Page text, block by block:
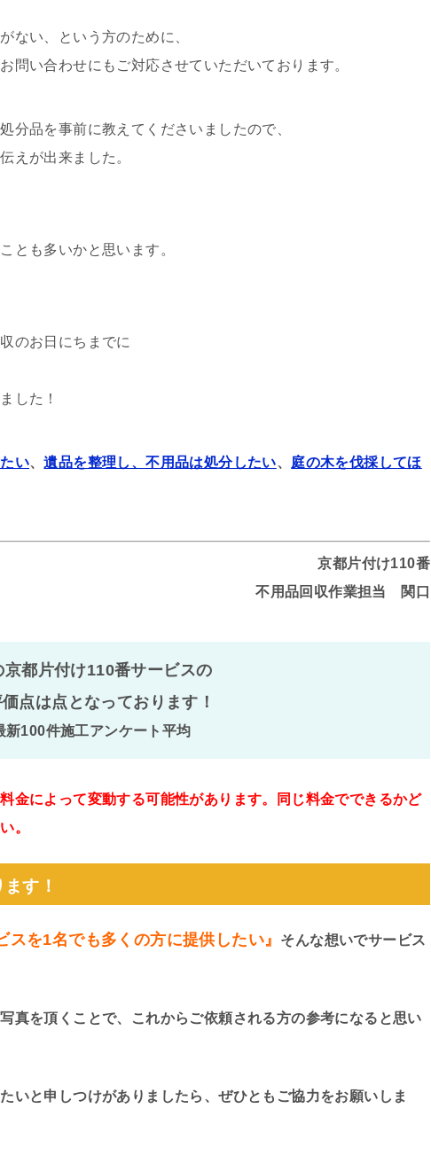
ない、という方のために、
問い合わせにもご対応させていただいております。
分品を事前に教えてくださいましたので、
えが出来ました。
とも多いかと思います。
のお日にちまでに
した！
い、遺品を整理し、不用品は処分したい、 庭の木を伐採してほ
京都片付け110番
不用品回収作業担当 関口
京都片付け110番サービスの
点は点となっております！
100件施工アンケート平均
金によって変動する可能性があります。同じ料金でできるかど
。
す！
スを1名でも多くの方に提供したい』
そんな想いでサービス
真を頂くことで、これからご依頼される方の参考になると思い
いと申しつけがありましたら、ぜひともご協力をお願いしま